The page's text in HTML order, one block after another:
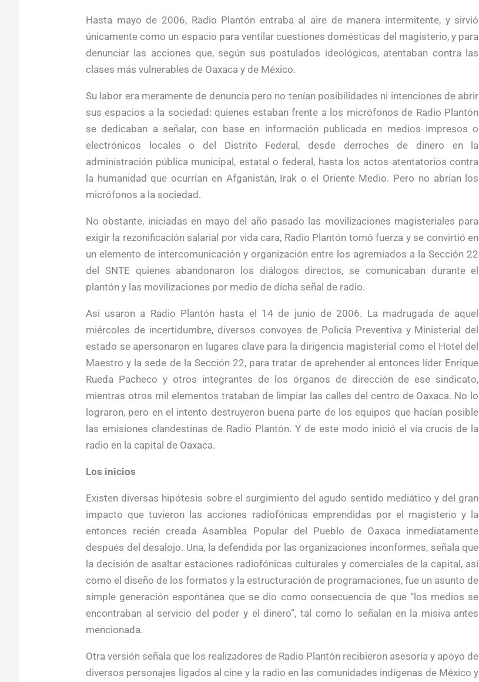
Hasta mayo de 2006, Radio Plantón entraba al aire de manera intermitente, y sirvió
únicamente como un espacio para ventilar cuestiones domésticas del magisterio, y para
denunciar las acciones que, según sus postulados ideológicos, atentaban contra las
clases más vulnerables de Oaxaca y de México.
Su labor era meramente de denuncia pero no tenían posibilidades ni intenciones de abrir
sus espacios a la sociedad: quienes estaban frente a los micrófonos de Radio Plantón
se dedicaban a señalar, con base en información publicada en medios impresos o
electrónicos locales o del Distrito Federal, desde derroches de dinero en la
administración pública municipal, estatal o federal, hasta los actos atentatorios contra
la humanidad que ocurrían en Afganistán, Irak o el Oriente Medio. Pero no abrían los
micrófonos a la sociedad.
No obstante, iniciadas en mayo del año pasado las movilizaciones magisteriales para
exigir la rezonificación salarial por vida cara, Radio Plantón tomó fuerza y se convirtió en
un elemento de intercomunicación y organización entre los agremiados a la Sección 22
del SNTE quienes abandonaron los diálogos directos, se comunicaban durante el
plantón y las movilizaciones por medio de dicha señal de radio.
Así usaron a Radio Plantón hasta el 14 de junio de 2006. La madrugada de aquel
miércoles de incertidumbre, diversos convoyes de Policía Preventiva y Ministerial del
estado se apersonaron en lugares clave para la dirigencia magisterial como el Hotel del
Maestro y la sede de la Sección 22, para tratar de aprehender al entonces líder Enrique
Rueda Pacheco y otros integrantes de los órganos de dirección de ese sindicato,
mientras otros mil elementos trataban de limpiar las calles del centro de Oaxaca. No lo
lograron, pero en el intento destruyeron buena parte de los equipos que hacían posible
las emisiones clandestinas de Radio Plantón. Y de este modo inició el vía crucis de la
radio en la capital de Oaxaca.
Los inicios
Existen diversas hipótesis sobre el surgimiento del agudo sentido mediático y del gran
impacto que tuvieron las acciones radiofónicas emprendidas por el magisterio y la
entonces recién creada Asamblea Popular del Pueblo de Oaxaca inmediatamente
después del desalojo. Una, la defendida por las organizaciones inconformes, señala que
la decisión de asaltar estaciones radiofónicas culturales y comerciales de la capital, así
como el diseño de los formatos y la estructuración de programaciones, fue un asunto de
simple generación espontánea que se dio como consecuencia de que “los medios se
encontraban al servicio del poder y el dinero”, tal como lo señalan en la misiva antes
mencionada.
Otra versión señala que los realizadores de Radio Plantón recibieron asesoría y apoyo de
diversos personajes ligados al cine y la radio en las comunidades indígenas de México y